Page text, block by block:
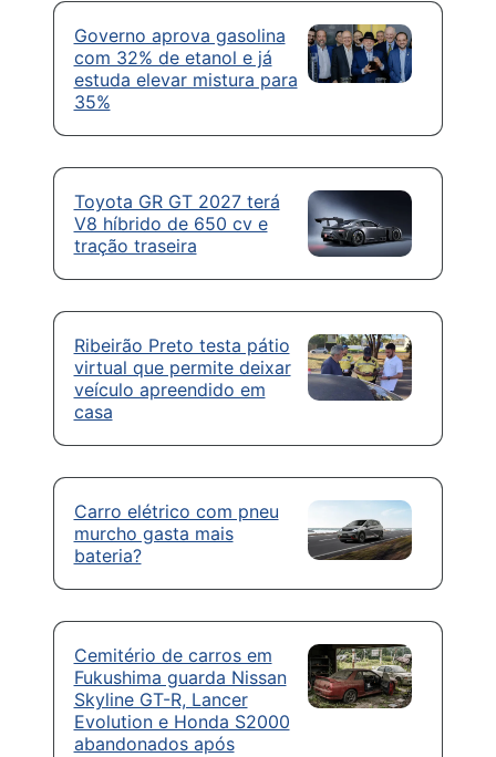
Governo aprova gasolina
com 32% de etanol e já
estuda elevar mistura para
35%
Toyota GR GT 2027 terá
V8 híbrido de 650 cv e
tração traseira
Ribeirão Preto testa pátio
virtual que permite deixar
veículo apreendido em
casa
Carro elétrico com pneu
murcho gasta mais
bateria?
Cemitério de carros em
Fukushima guarda Nissan
Skyline GT-R, Lancer
Evolution e Honda S2000
abandonados após